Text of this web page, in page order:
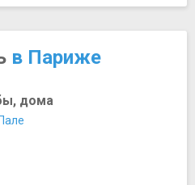
в Париже
дома